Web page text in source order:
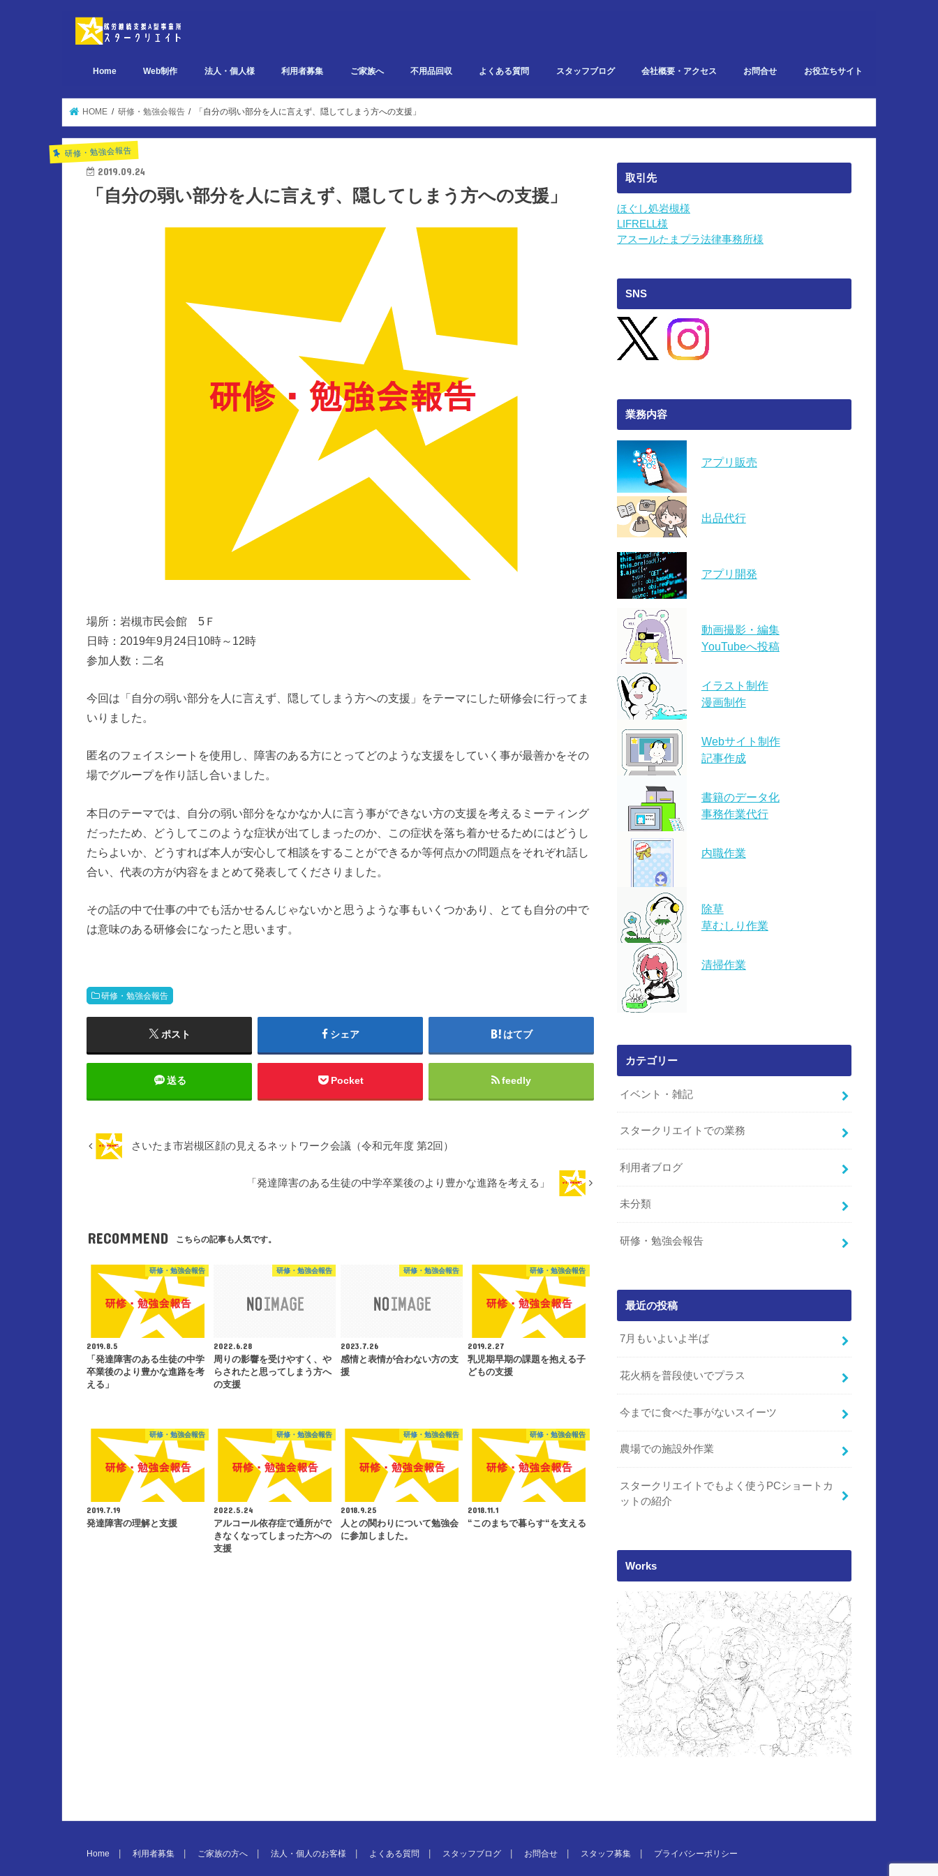
Home Web制作
デザイン関連 ポートフォリオ
ページ設計関連 ポートフォリオ
実装関連 ポートフォリオ
法人・個人様 利用者募集 ご家族へ 不用品回収 よくある質問 スタッフブログ
研修・勉強会報告
イベント・雑記
スタークリエイトでの業務
利用者ブログ
会社概要・アクセス お問合せ お役立ちサイト
HOME 研修・勉強会報告 「自分の弱い部分を人に言えず、隠してしまう方への支援」
研修・勉強会報告
2019.09.24
「自分の弱い部分を人に言えず、隠してしまう方への支援」
場所：岩槻市民会館 5Ｆ
日時：2019年9月24日10時～12時
参加人数：二名
今回は「自分の弱い部分を人に言えず、隠してしまう方への支援」をテーマにした研修会に行ってま
いりました。
匿名のフェイスシートを使用し、障害のある方にとってどのような支援をしていく事が最善かをその
場でグループを作り話し合いました。
本日のテーマでは、自分の弱い部分をなかなか人に言う事ができない方の支援を考えるミーティング
だったため、どうしてこのような症状が出てしまったのか、この症状を落ち着かせるためにはどうし
たらよいか、どうすれば本人が安心して相談をすることができるか等何点かの問題点をそれぞれ話し
合い、代表の方が内容をまとめて発表してくださりました。
その話の中で仕事の中でも活かせるんじゃないかと思うような事もいくつかあり、とても自分の中で
は意味のある研修会になったと思います。
研修・勉強会報告
ポスト シェア はてブ
送る Pocket feedly
さいたま市岩槻区顔の見えるネットワーク会議（令和元年度 第2回）
「発達障害のある生徒の中学卒業後のより豊かな進路を考える」
RECOMMEND こちらの記事も人気です。
研修・勉強会報告
2019.8.5
「発達障害のある生徒の中学
卒業後のより豊かな進路を考
える」
研修・勉強会報告
2022.6.28
周りの影響を受けやすく、や
らされたと思ってしまう方へ
の支援
研修・勉強会報告
2023.7.26
感情と表情が合わない方の支
援
研修・勉強会報告
2019.2.27
乳児期早期の課題を抱える子
どもの支援
研修・勉強会報告
2019.7.19
発達障害の理解と支援
研修・勉強会報告
2022.5.24
アルコール依存症で通所がで
きなくなってしまった方への
支援
研修・勉強会報告
2018.9.25
人との関わりについて勉強会
に参加しました。
研修・勉強会報告
2018.11.1
“このまちで暮らす“を支える
取引先
ほぐし処岩槻様
LIFRELL様
アスールたまプラ法律事務所様
SNS
業務内容
アプリ販売
出品代行
アプリ開発
動画撮影・編集
YouTubeへ投稿
イラスト制作
漫画制作
Webサイト制作
記事作成
書籍のデータ化
事務作業代行
内職作業
除草
草むしり作業
清掃作業
カテゴリー
イベント・雑記
スタークリエイトでの業務
利用者ブログ
未分類
研修・勉強会報告
最近の投稿
7月もいよいよ半ば
花火柄を普段使いでプラス
今までに食べた事がないスイーツ
農場での施設外作業
スタークリエイトでもよく使うPCショートカ
ットの紹介
Works
Home 利用者募集 ご家族の方へ 法人・個人のお客様 よくある質問 スタッフブログ お問合せ スタッフ募集 プライバシーポリシー